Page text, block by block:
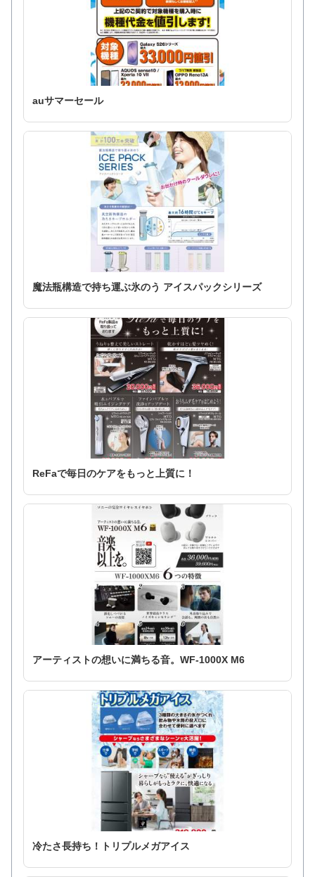
auサマーセール
魔法瓶構造で持ち運ぶ氷のう アイスパックシリーズ
ReFaで毎日のケアをもっと上質に！
アーティストの想いに満ちる音。WF-1000X M6
冷たさ長持ち！トリプルメガアイス